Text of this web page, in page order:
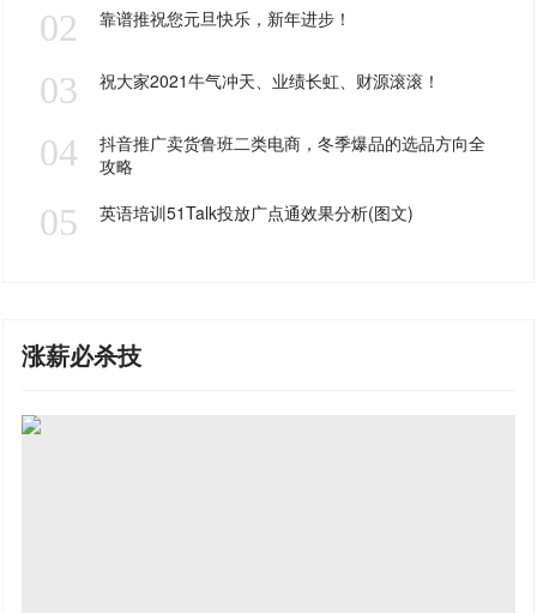
02 靠谱推祝您元旦快乐，新年进步！
03 祝大家2021牛气冲天、业绩长虹、财源滚滚！
04
抖音推广卖货鲁班二类电商，冬季爆品的选品方向全
攻略
05 英语培训51Talk投放广点通效果分析(图文)
涨薪必杀技